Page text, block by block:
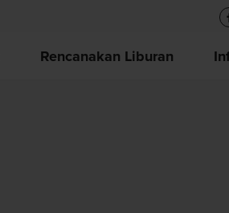
Rencanakan Liburan